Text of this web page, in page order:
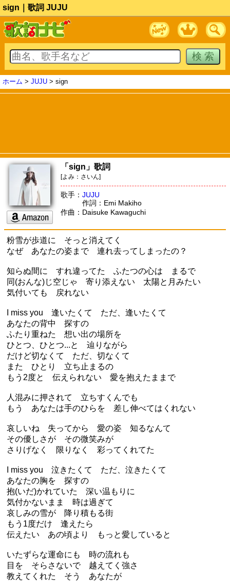
sign｜歌詞 JUJU
ホーム > JUJU > sign
「sign」歌詞
[よみ：さいん]
歌手： JUJU
作詞：Emi Makiho
作曲：Daisuke Kawaguchi
粉雪が歩道に そっと消えてく
なぜ あなたの姿まで 連れ去ってしまったの？
知らぬ間に すれ違ってた ふたつの心は まるで
同(おんな)じ空じゃ 寄り添えない 太陽と月みたい
気付いても 戻れない
I miss you 逢いたくて ただ、逢いたくて
あなたの背中 探すの
ふたり重ねた 想い出の場所を
ひとつ、ひとつ...と 辿りながら
だけど切なくて ただ、切なくて
また ひとり 立ち止まるの
もう2度と 伝えられない 愛を抱えたままで
人混みに押されて 立ちすくんでも
もう あなたは手のひらを 差し伸べてはくれない
哀しいね 失ってから 愛の姿 知るなんて
その優しさが その微笑みが
さりげなく 限りなく 彩ってくれてた
I miss you 泣きたくて ただ、泣きたくて
あなたの胸を 探すの
抱(いだ)かれていた 深い温もりに
気付かないまま 時は過ぎて
哀しみの雪が 降り積もる街
もう1度だけ 逢えたら
伝えたい あの頃より もっと愛していると
いたずらな運命にも 時の流れも
目を そらさないで 越えてく強さ
教えてくれた そう あなたが